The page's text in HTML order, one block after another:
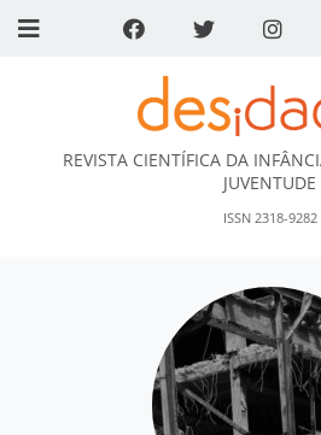
REVISTA CIENTÍFICA DA
JUVENTUDE
ISSN 2318-9282